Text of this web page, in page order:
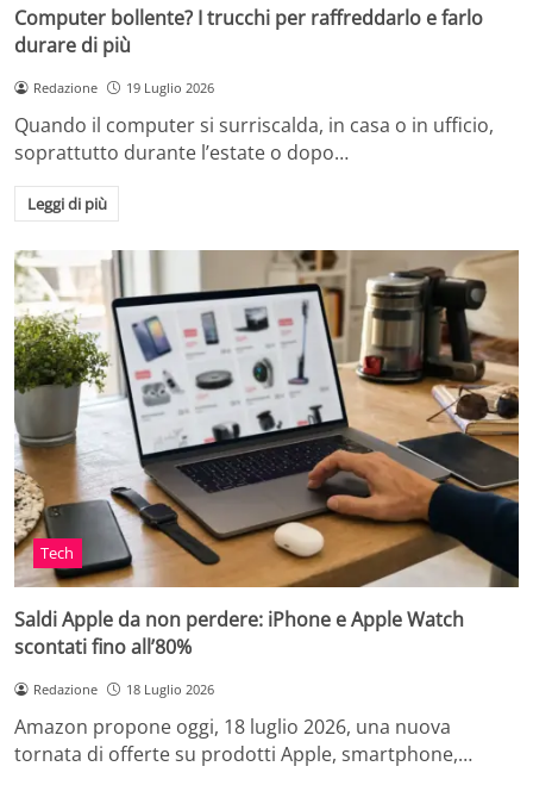
Computer bollente? I trucchi per raffreddarlo e farlo
durare di più
Redazione 19 Luglio 2026
Quando il computer si surriscalda, in casa o in ufficio,
soprattutto durante l’estate o dopo…
Leggi di più
Tech
Saldi Apple da non perdere: iPhone e Apple Watch
scontati fino all’80%
Redazione 18 Luglio 2026
Amazon propone oggi, 18 luglio 2026, una nuova
tornata di offerte su prodotti Apple, smartphone,…